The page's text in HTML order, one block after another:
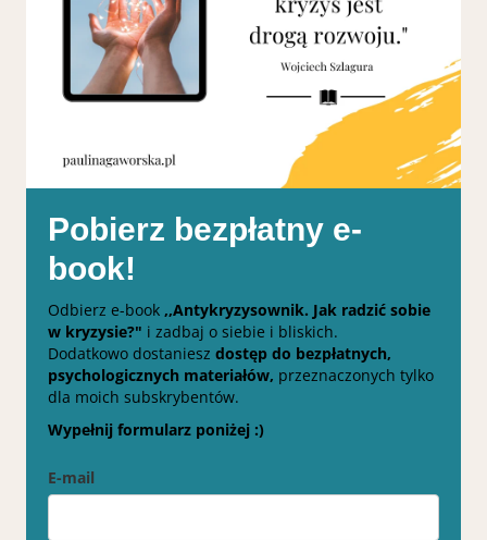
Pobierz bezpłatny e-
book!
Odbierz e-book ,,Antykryzysownik. Jak radzić sobie
w kryzysie?" i zadbaj o siebie i bliskich.
Dodatkowo dostaniesz dostęp do bezpłatnych,
psychologicznych materiałów, przeznaczonych tylko
dla moich subskrybentów.
Wypełnij formularz poniżej :)
E-mail